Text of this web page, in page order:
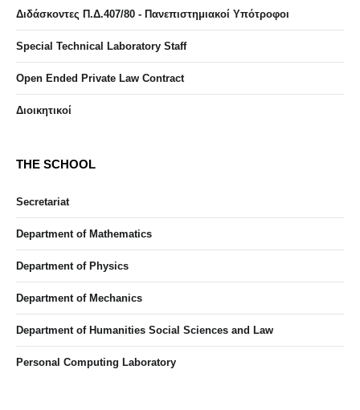
Διδάσκοντες Π.Δ.407/80 - Πανεπιστημιακοί Υπότροφοι
Special Technical Laboratory Staff
Open Ended Private Law Contract
Διοικητικοί
THE SCHOOL
Secretariat
Department of Mathematics
Department of Physics
Department of Mechanics
Department of Humanities Social Sciences and Law
Personal Computing Laboratory